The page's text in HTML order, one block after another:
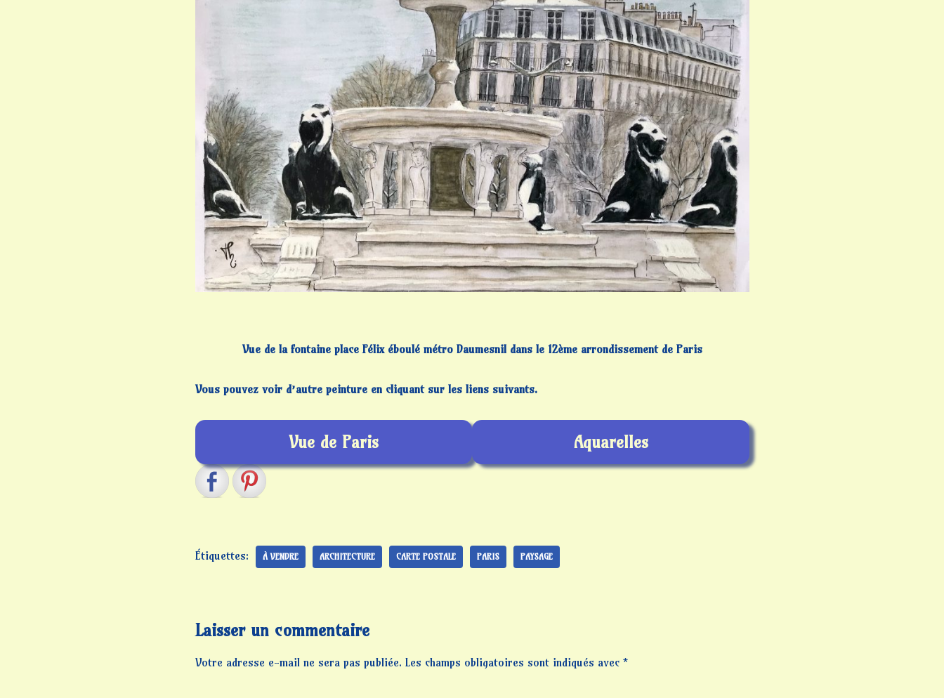
Vue de la fontaine place Félix éboulé métro Daumesnil dans le 12ème arrondissement de Paris
Vous pouvez voir d’autre peinture en cliquant sur les liens suivants.
Vue de Paris Aquarelles
Étiquettes: À VENDRE ARCHITECTURE CARTE POSTALE PARIS PAYSAGE
Laisser un commentaire
Votre adresse e-mail ne sera pas publiée. Les champs obligatoires sont indiqués avec *